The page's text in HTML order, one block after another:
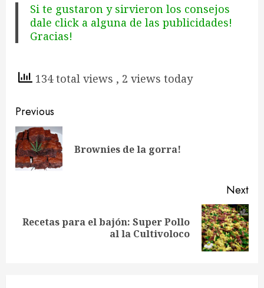
Si te gustaron y sirvieron los consejos
dale click a alguna de las publicidades!
Gracias!
134 total views , 2 views today
Continue
Reading
Previous
Brownies de la gorra!
Next
Next
Recetas para el bajón: Super Pollo
al la Cultivoloco